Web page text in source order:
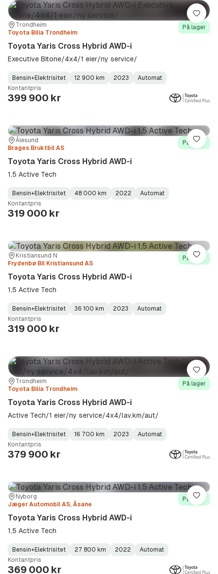
Sted:Trondheim
Forhandler:
Toyota Bilia Trondheim
På lager
Toyota Yaris Cross Hybrid AWD-i
Executive Bitone/4x4/1 eier/ny service/
Fuel
Type:
Bensin+Elektrisitet
Kilometerstand: 12 900 km
Model
Year:
2023
Gearbox
Type:
Automat
Kontantpris
399 900 kr
Lagre
Sted:
Ålesund
Forhandler:
Brages Bruktbil AS
På lager
Toyota Yaris Cross Hybrid AWD-i
1,5 Active Tech
Fuel
Type:
Bensin+Elektrisitet
Kilometerstand: 48 000 km
Model
Year:
2022
Gearbox
Type:
Automat
Kontantpris
319 000 kr
Lagre
Sted:Kristiansund N
Forhandler:
Frydenbø Bil Kristiansund AS
På lager
Toyota Yaris Cross Hybrid AWD-i
1,5 Active Tech
Fuel
Type:
Bensin+Elektrisitet
Kilometerstand: 36 100 km
Model
Year:
2023
Gearbox
Type:
Automat
Kontantpris
319 000 kr
Lagre
Sted:Trondheim
Forhandler:
Toyota Bilia Trondheim
På lager
Toyota Yaris Cross Hybrid AWD-i
Active Tech/1 eier/ny service/4x4/lav.km/aut/
Fuel
Type:
Bensin+Elektrisitet
Kilometerstand: 16 700 km
Model
Year:
2023
Gearbox
Type:
Automat
Kontantpris
379 900 kr
Lagre
Sted:Nyborg
Forhandler:
Jæger Automobil AS, Åsane
På lager
Toyota Yaris Cross Hybrid AWD-i
1,5 Active Tech
Fuel
Type:
Bensin+Elektrisitet
Kilometerstand: 27 800 km
Model
Year:
2022
Gearbox
Type:
Automat
Kontantpris
369 000 kr
Lagre